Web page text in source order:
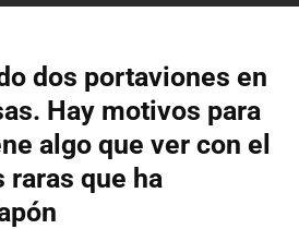
dos portaviones en
Hay motivos para
algo que ver con el
que ha